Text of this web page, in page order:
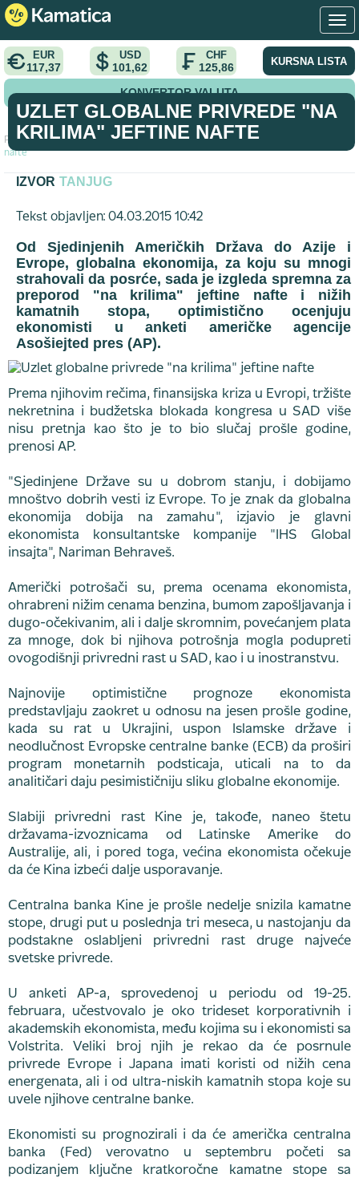
EUR
117,37
USD
101,62
CHF
125,86 KURSNA LISTA
KONVERTOR VALUTA
Početna > vest >
Uzlet globalne privrede "na krilima" jeftine
nafte
UZLET GLOBALNE PRIVREDE "NA
KRILIMA" JEFTINE NAFTE
IZVOR TANJUG
Tekst objavljen: 04.03.2015 10:42
Od Sjedinjenih Američkih Država do Azije i
Evrope, globalna ekonomija, za koju su mnogi
strahovali da posrće, sada je izgleda spremna za
preporod "na krilima" jeftine nafte i nižih
kamatnih stopa, optimistično ocenjuju
ekonomisti u anketi američke agencije
Asošiejted pres (AP).
Prema njihovim rečima, finansijska kriza u Evropi, tržište
nekretnina i budžetska blokada kongresa u SAD više
nisu pretnja kao što je to bio slučaj prošle godine,
prenosi AP.
"Sjedinjene Države su u dobrom stanju, i dobijamo
mnoštvo dobrih vesti iz Evrope. To je znak da globalna
ekonomija dobija na zamahu", izjavio je glavni
ekonomista konsultantske kompanije "IHS Global
insajta", Nariman Behraveš.
Američki potrošači su, prema ocenama ekonomista,
ohrabreni nižim cenama benzina, bumom zapošljavanja i
dugo-očekivanim, ali i dalje skromnim, povećanjem plata
za mnoge, dok bi njihova potrošnja mogla podupreti
ovogodišnji privredni rast u SAD, kao i u inostranstvu.
Najnovije optimistične prognoze ekonomista
predstavljaju zaokret u odnosu na jesen prošle godine,
kada su rat u Ukrajini, uspon Islamske države i
neodlučnost Evropske centralne banke (ECB) da proširi
program monetarnih podsticaja, uticali na to da
analitičari daju pesimističniju sliku globalne ekonomije.
Slabiji privredni rast Kine je, takođe, naneo štetu
državama-izvoznicama od Latinske Amerike do
Australije, ali, i pored toga, većina ekonomista očekuje
da će Kina izbeći dalje usporavanje.
Centralna banka Kine je prošle nedelje snizila kamatne
stope, drugi put u poslednja tri meseca, u nastojanju da
podstakne oslabljeni privredni rast druge najveće
svetske privrede.
U anketi AP-a, sprovedenoj u periodu od 19-25.
februara, učestvovalo je oko trideset korporativnih i
akademskih ekonomista, među kojima su i ekonomisti sa
Volstrita. Veliki broj njih je rekao da će posrnule
privrede Evrope i Japana imati koristi od nižih cena
energenata, ali i od ultra-niskih kamatnih stopa koje su
uvele njihove centralne banke.
Ekonomisti su prognozirali i da će američka centralna
banka (Fed) verovatno u septembru početi sa
podizanjem ključne kratkoročne kamatne stope sa